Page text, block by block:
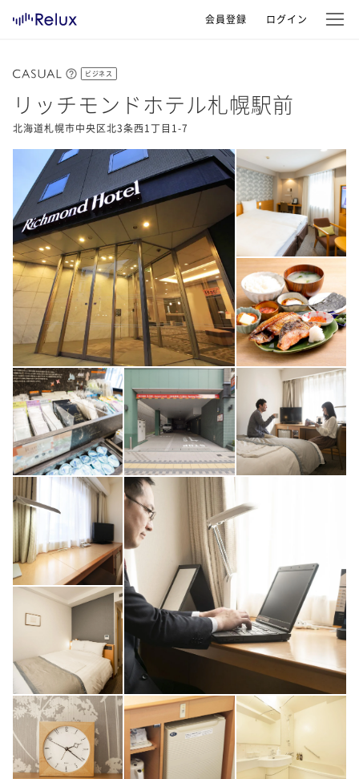
会員登録 ログイン
ビジネス
リッチモンドホテル札幌駅前
北海道札幌市中央区北3条西1丁目1-7